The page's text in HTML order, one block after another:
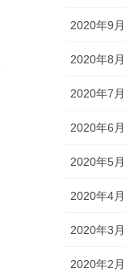
2020年9月
2020年8月
2020年7月
2020年6月
2020年5月
2020年4月
2020年3月
2020年2月